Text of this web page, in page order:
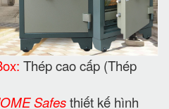
Thép cao cấp (Thép
Safesthiết kế hình